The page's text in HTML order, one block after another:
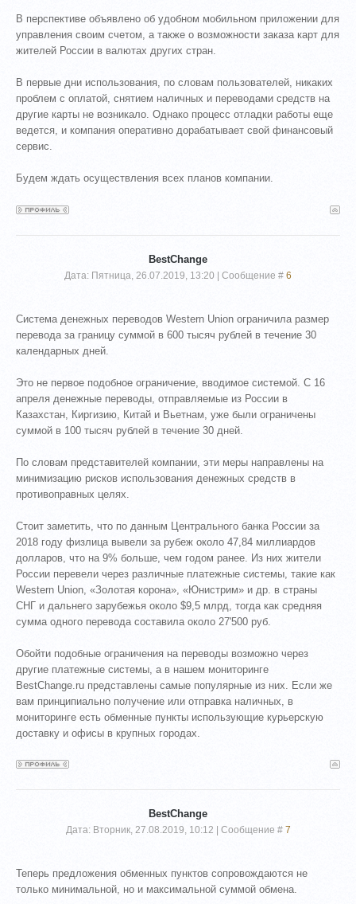
В перспективе объявлено об удобном мобильном приложении для
управления своим счетом, а также о возможности заказа карт для
жителей России в валютах других стран.
В первые дни использования, по словам пользователей, никаких
проблем с оплатой, снятием наличных и переводами средств на
другие карты не возникало. Однако процесс отладки работы еще
ведется, и компания оперативно дорабатывает свой финансовый
сервис.
Будем ждать осуществления всех планов компании.
BestChange
Дата: Пятница, 26.07.2019, 13:20 | Сообщение # 6
Система денежных переводов Western Union ограничила размер
перевода за границу суммой в 600 тысяч рублей в течение 30
календарных дней.
Это не первое подобное ограничение, вводимое системой. С 16
апреля денежные переводы, отправляемые из России в
Казахстан, Киргизию, Китай и Вьетнам, уже были ограничены
суммой в 100 тысяч рублей в течение 30 дней.
По словам представителей компании, эти меры направлены на
минимизацию рисков использования денежных средств в
противоправных целях.
Стоит заметить, что по данным Центрального банка России за
2018 году физлица вывели за рубеж около 47,84 миллиардов
долларов, что на 9% больше, чем годом ранее. Из них жители
России перевели через различные платежные системы, такие как
Western Union, «Золотая корона», «Юнистрим» и др. в страны
СНГ и дальнего зарубежья около $9,5 млрд, тогда как средняя
сумма одного перевода составила около 27'500 руб.
Обойти подобные ограничения на переводы возможно через
другие платежные системы, а в нашем мониторинге
BestChange.ru представлены самые популярные из них. Если же
вам принципиально получение или отправка наличных, в
мониторинге есть обменные пункты использующие курьерскую
доставку и офисы в крупных городах.
BestChange
Дата: Вторник, 27.08.2019, 10:12 | Сообщение # 7
Теперь предложения обменных пунктов сопровождаются не
только минимальной, но и максимальной суммой обмена.